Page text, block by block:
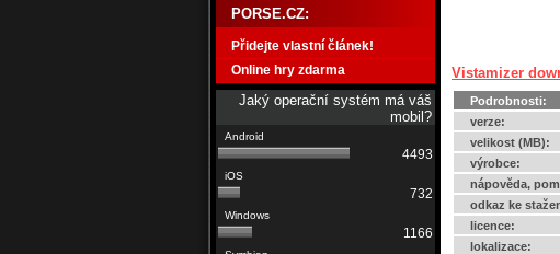
Vistamizer
Podrobnosti:
verze:
velikost (MB):
výrobce:
nápověda,
odkaz ke
licence:
lokalizace:
PORSE.CZ:
Přidejte vlastní článek!
Online hry zdarma
Jaký operační systém má váš
mobil?
4493
732
1166